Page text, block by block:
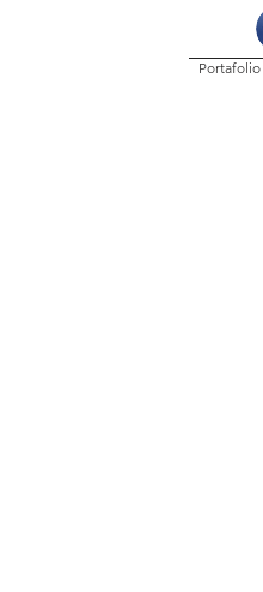
Portafolio